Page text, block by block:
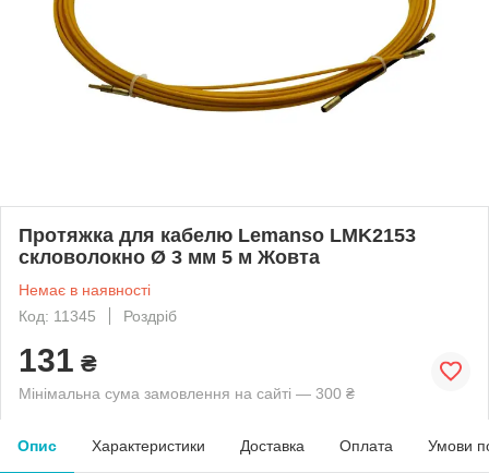
Протяжка для кабелю Lemanso LMK2153
скловолокно Ø 3 мм 5 м Жовта
Немає в наявності
Код: 11345
Роздріб
131 ₴
Мінімальна сума замовлення на сайті — 300 ₴
Опис Характеристики Доставка Оплата Умови